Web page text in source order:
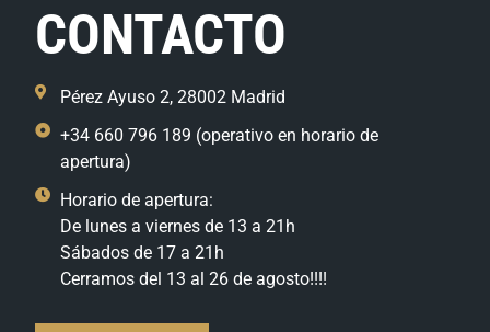
CONTACTO
Pérez Ayuso 2, 28002 Madrid
+34 660 796 189 (operativo en horario de
apertura)
Horario de apertura:
De lunes a viernes de 13 a 21h
Sábados de 17 a 21h
Cerramos del 13 al 26 de agosto!!!!